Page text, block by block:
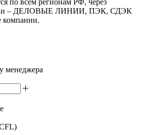
– ДЕЛОВЫЕ ЛИНИИ, ПЭК, СДЭК
компании.
менеджера